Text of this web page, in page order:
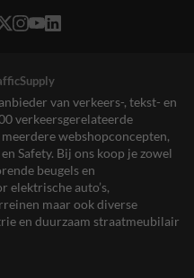
van verkeers-, tekst- en
verkeersgerelateerde
webshopconcepten,
Safety. Bij ons koop je zowel
beugels en
elektrische auto’s,
maar ook diverse
en duurzaam straatmeubilair